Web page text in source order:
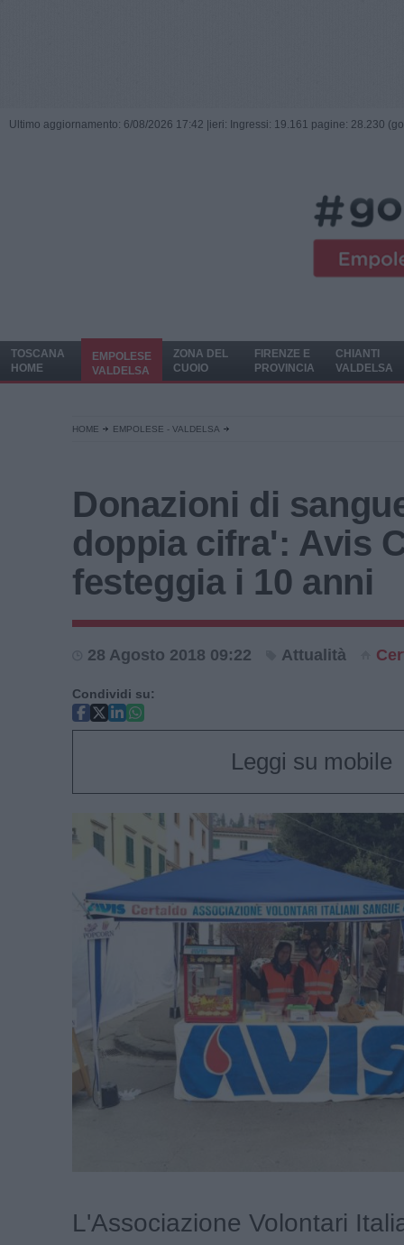
Ultimo aggiornamento: 6/08/2026 17:42 | ieri: Ingressi: 19.161 pagine: 28.230
TOSCANA
HOME
EMPOLESE
VALDELSA
ZONA DEL
CUOIO
FIRENZE E
PROVINCIA
CHIANTI
VALDELSA
HOME EMPOLESE - VALDELSA
Donazioni di
doppia cifra': Avis
festeggia i 10 anni
28 Agosto 2018 09:22 Attualità
Condividi su:
Leggi su mobile
L'Associazione Volontari